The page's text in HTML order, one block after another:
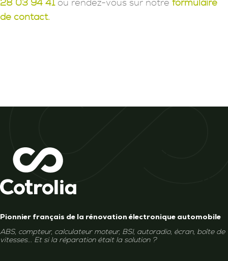
28 03 94 41ou rendez-vous sur notre formulaire
de contact.
Pionnier français de la rénovation électronique automobile
ABS, compteur, calculateur moteur, BSI, autoradio, écran, boîte de
vitesses... Et si la réparation était la solution ?